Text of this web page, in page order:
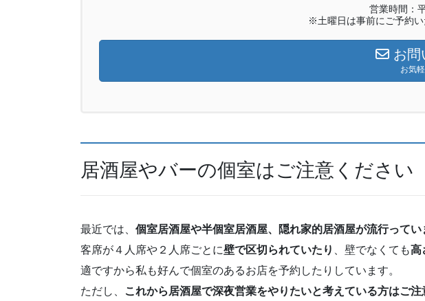
営業時間：
※土曜日は事前にご予約
お問
お気
居酒屋やバーの個室はご注意ください
最近では、 個室居酒屋や半個室居酒屋、隠れ家的居酒屋が流行ってい
客席が４人席や２人席ごとに壁で区切られていたり 、壁でなくても高
適ですから私も好んで個室のあるお店を予約したりしています。
ただし、
これから居酒屋で深夜営業をやりたいと考えている方はご注